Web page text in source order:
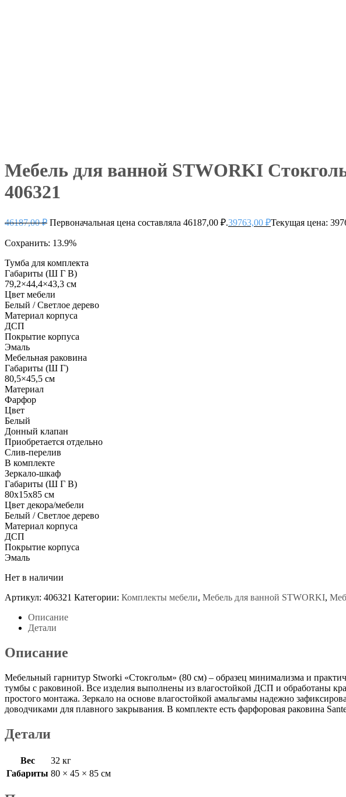
Мебель для ванной STWORKI
406321
46187,00₽ Первоначальная цена составляла 46187,00 ₽.39763,00 ₽Текущая цена:
Сохранить: 13.9%
Тумба для комплекта
Габариты (Ш Г В)
79,2×44,4×43,3 см
Цвет мебели
Белый / Светлое дерево
Материал корпуса
ДСП
Покрытие корпуса
Эмаль
Мебельная раковина
Габариты (Ш Г)
80,5×45,5 см
Материал
Фарфор
Цвет
Белый
Донный клапан
Приобретается отдельно
Слив-перелив
В комплекте
Зеркало-шкаф
Габариты (Ш Г В)
80x15x85 см
Цвет декора/мебели
Белый / Светлое дерево
Материал корпуса
ДСП
Покрытие корпуса
Эмаль
Нет в наличии
Артикул: 406321 Категории: Комплекты мебели, Мебель для ванной STWORKI,
Описание
Детали
Описание
Мебельный гарнитур Stworki «Стокгольм» (80 см) – образец минимализма и
тумбы с раковиной. Все изделия выполнены из влагостойкой ДСП и обработаны
простого монтажа. Зеркало на основе влагостойкой амальгамы надежно
доводчиками для плавного закрывания. В комплекте есть фарфоровая раковина
Детали
Вес
32 кг
Габариты 80 × 45 × 85 см